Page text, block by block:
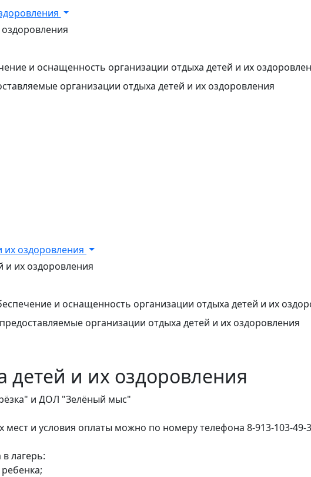
и оснащенность организации отдыха детей и их
организации отдыха детей и их оздоровления
их оздоровления
и их оздоровления
и оснащенность организации отдыха детей и их
организации отдыха детей и их оздоровления
детей и их оздоровления
и ДОЛ "Зелёный мыс"
мест и условия оплаты можно по номеру телефона 8-913-103-49-
лагерь: